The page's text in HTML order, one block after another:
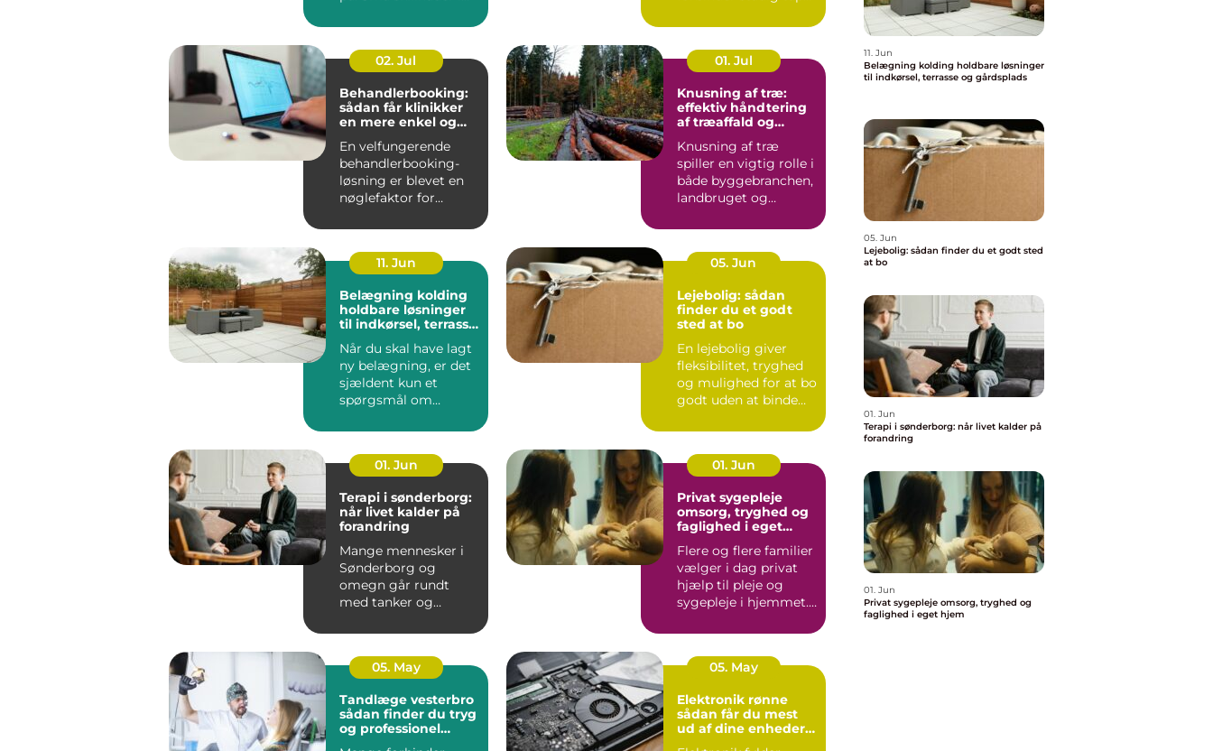
02. Jul
Behandlerbooking:
sådan får klinikker
en mere enkel og
En velfungerende
behandlerbooking-
løsning er blevet en
nøglefaktor for
og beha...
01. Jul
Knusning af træ:
effektiv håndtering
af træaffald og
Knusning af træ
spiller en vigtig rolle i
både byggebranchen,
landbruget og
11. Jun
Belægning kolding
holdbare løsninger
til indkørsel, terrasse
Når du skal have lagt
ny belægning, er det
sjældent kun et
spørgsmål om
løsning ska...
05. Jun
Lejebolig: sådan
finder du et godt
sted at bo
En lejebolig giver
fleksibilitet, tryghed
og mulighed for at bo
godt uden at binde
01. Jun
Terapi i sønderborg:
når livet kalder på
forandring
Mange mennesker i
Sønderborg og
omegn går rundt
med tanker og
mere end godt er....
01. Jun
Privat sygepleje
omsorg, tryghed og
faglighed i eget
Flere og flere familier
vælger i dag privat
hjælp til pleje og
sygepleje i hjemmet.
05. May
Tandlæge vesterbro
sådan finder du tryg
og professionel
05. May
Elektronik rønne
sådan får du mest
ud af dine enheder
11. Jun
Belægning kolding holdbare løsninger
til indkørsel, terrasse og gårdsplads
05. Jun
Lejebolig: sådan finder du et godt sted
at bo
01. Jun
Terapi i sønderborg: når livet kalder på
forandring
01. Jun
Privat sygepleje omsorg, tryghed og
faglighed i eget hjem